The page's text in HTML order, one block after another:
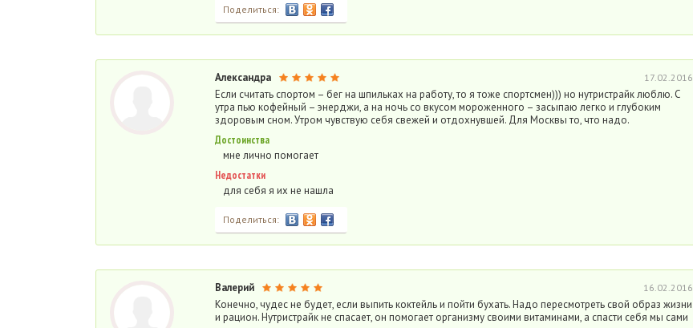
Поделиться:
Александра 17.02.2016
Если считать спортом – бег на шпильках на работу, то я тоже спортсмен))) но нутристрайк люблю. С
утра пью кофейный – энерджи, а на ночь со вкусом мороженного – засыпаю легко и глубоким
здоровым сном. Утром чувствую себя свежей и отдохнувшей. Для Москвы то, что надо.
Достоинства
мне лично помогает
Недостатки
для себя я их не нашла
Поделиться:
Валерий 16.02.2016
Конечно, чудес не будет, если выпить коктейль и пойти бухать. Надо пересмотреть свой образ жизни
и рацион. Нутристрайк не спасает, он помогает организму своими витаминами, а спасти себя мы сами